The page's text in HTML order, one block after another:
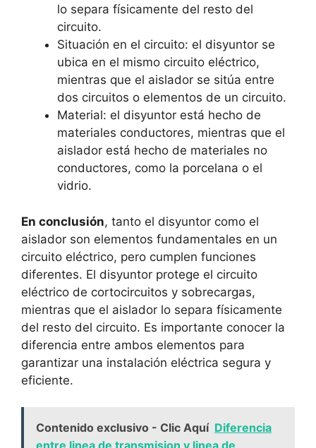
lo separa físicamente del resto del
circuito.
Situación en el circuito: el disyuntor se
ubica en el mismo circuito eléctrico,
mientras que el aislador se sitúa entre
dos circuitos o elementos de un circuito.
Material: el disyuntor está hecho de
materiales conductores, mientras que el
aislador está hecho de materiales no
conductores, como la porcelana o el
vidrio.
En conclusión, tanto el disyuntor como el
aislador son elementos fundamentales en un
circuito eléctrico, pero cumplen funciones
diferentes. El disyuntor protege el circuito
eléctrico de cortocircuitos y sobrecargas,
mientras que el aislador lo separa físicamente
del resto del circuito. Es importante conocer la
diferencia entre ambos elementos para
garantizar una instalación eléctrica segura y
eficiente.
Contenido exclusivo - Clic Aquí Diferencia
entre linea de transmision y linea de